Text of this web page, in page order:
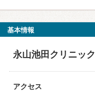
基本情報
永山池田クリニック
アクセス